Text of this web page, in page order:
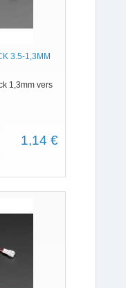
3.5-1,3MM
1,3mm vers
1,14 €